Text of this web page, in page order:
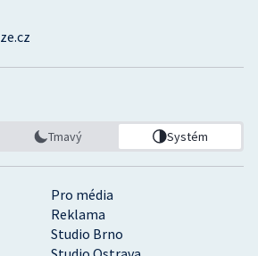
Pro média
Reklama
Studio Brno
Tmavý Systém